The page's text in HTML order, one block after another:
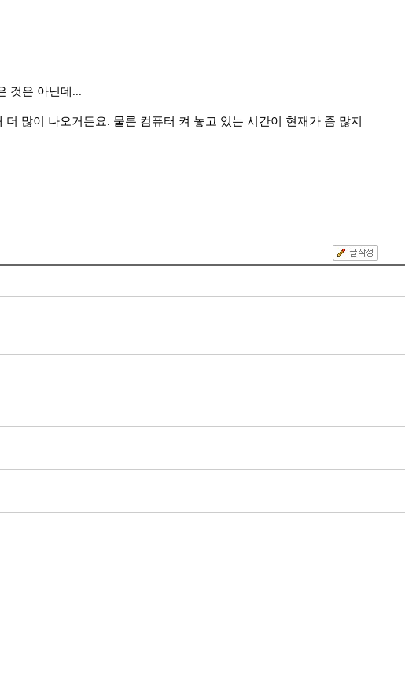
것은 아닌데...
많이 나오거든요. 물론 컴퓨터 켜 놓고 있는 시간이 현재가 좀 많지